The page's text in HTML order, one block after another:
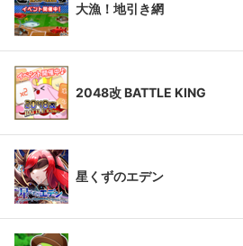
大漁！地引き網
2048改 BATTLE KING
星くずのエデン